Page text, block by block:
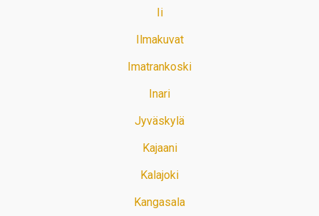
Ii
Ilmakuvat
Imatrankoski
Inari
Jyväskylä
Kajaani
Kalajoki
Kangasala